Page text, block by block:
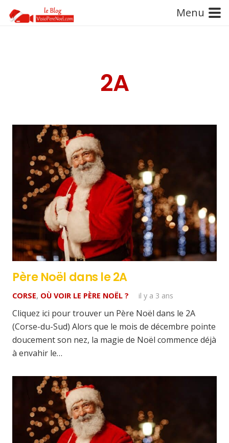
Menu
2A
Père Noël dans le 2A
CORSE, OÙ VOIR LE PÈRE NOËL ? il y a 3 ans
Cliquez ici pour trouver un Père Noël dans le 2A
(Corse-du-Sud) Alors que le mois de décembre pointe
doucement son nez, la magie de Noël commence déjà
à envahir le…